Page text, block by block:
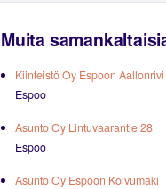
Muita
Kiinteistö Oy Espoon Aallonrivi
Espoo
Asunto Oy Lintuvaarantie 28
Espoo
Asunto Oy Espoon Koivumäki